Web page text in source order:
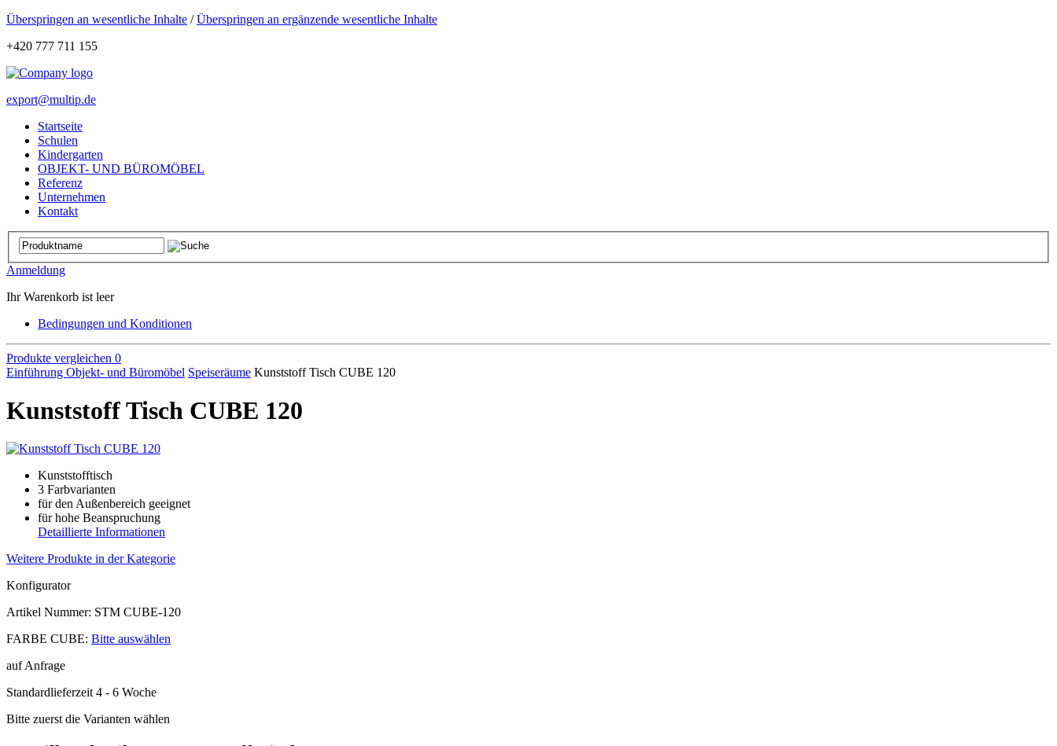
Überspringen an wesentliche Inhalte /Überspringen an ergänzende wesentliche Inhalte
+420 777 711 155
export@multip.de
Startseite
Schulen
Kindergarten
OBJEKT- UND BÜROMÖBEL
Referenz
Unternehmen
Kontakt
Anmeldung
Ihr Warenkorb ist leer
Bedingungen und Konditionen
Produkte vergleichen 0
Einführung Objekt- und Büromöbel Speiseräume Kunststoff Tisch CUBE 120
Kunststoff Tisch CUBE 120
Kunststofftisch
3 Farbvarianten
für den Außenbereich geeignet
für hohe Beanspruchung
Detaillierte Informationen
Weitere Produkte in der Kategorie
Konfigurator
Artikel Nummer: STM CUBE-120
FARBE CUBE: Bitte auswählen
auf Anfrage
Standardlieferzeit 4 - 6 Woche
Bitte zuerst die Varianten wählen